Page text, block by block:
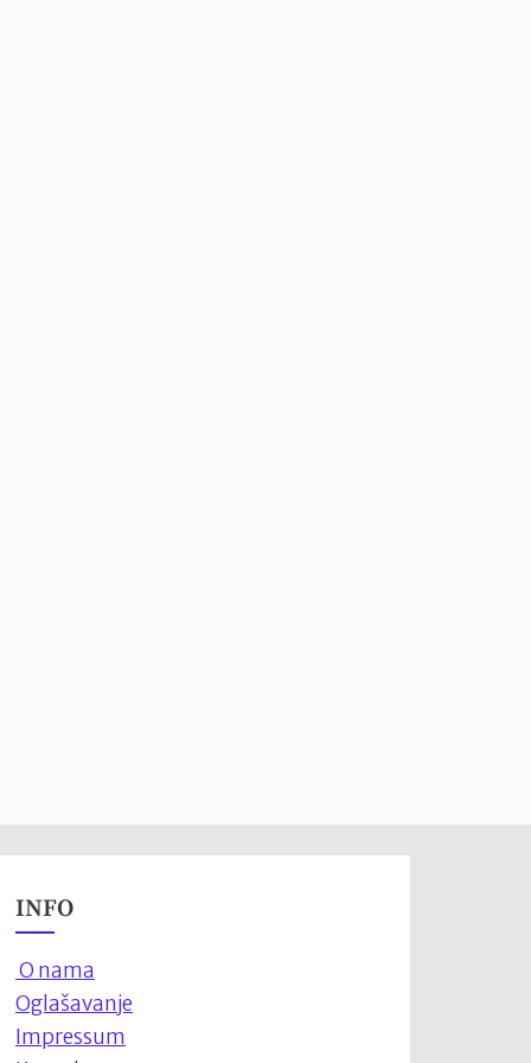
INFO
O nama
Oglašavanje
Impressum